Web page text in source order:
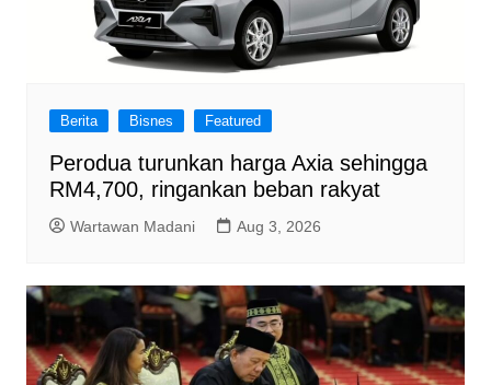
Berita Bisnes Featured
Perodua turunkan harga Axia sehingga
RM4,700, ringankan beban rakyat
Wartawan Madani Aug 3, 2026